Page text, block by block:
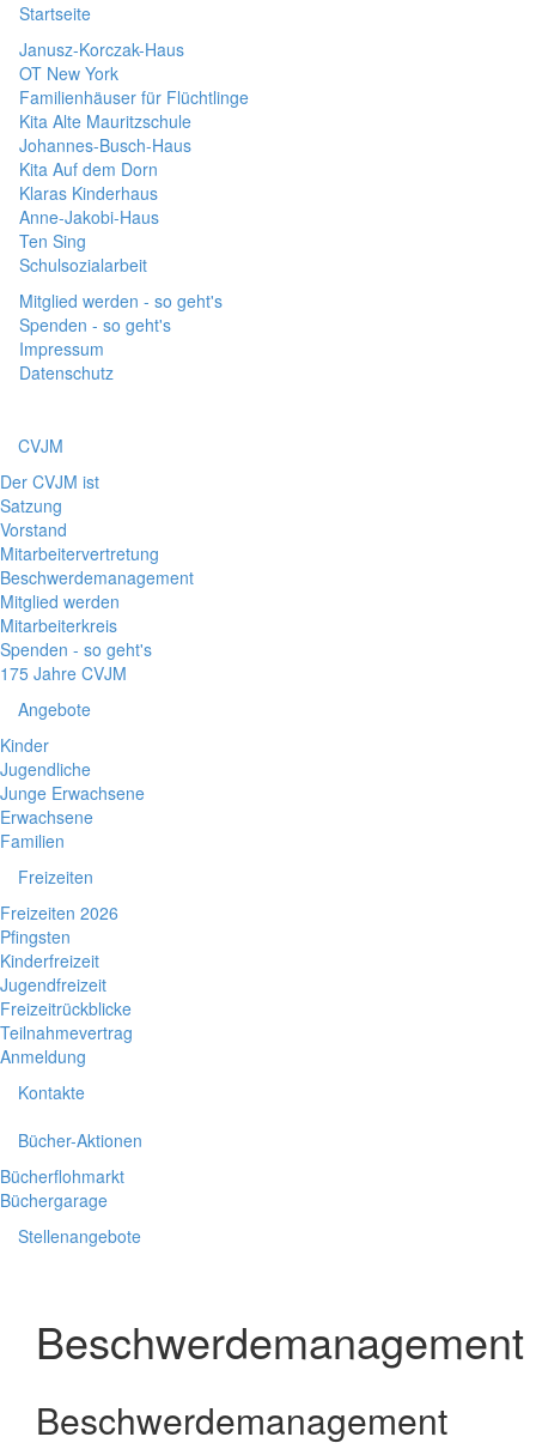
Startseite
Janusz-Korczak-Haus
OT New York
Familienhäuser für Flüchtlinge
Kita Alte Mauritzschule
Johannes-Busch-Haus
Kita Auf dem Dorn
Klaras Kinderhaus
Anne-Jakobi-Haus
Ten Sing
Schulsozialarbeit
Mitglied werden - so geht's
Spenden - so geht's
Impressum
Datenschutz
CVJM
Der CVJM ist
Satzung
Vorstand
Mitarbeitervertretung
Beschwerdemanagement
Mitglied werden
Mitarbeiterkreis
Spenden - so geht's
175 Jahre CVJM
Angebote
Kinder
Jugendliche
Junge Erwachsene
Erwachsene
Familien
Freizeiten
Freizeiten 2026
Pfingsten
Kinderfreizeit
Jugendfreizeit
Freizeitrückblicke
Teilnahmevertrag
Anmeldung
Kontakte
Bücher-Aktionen
Bücherflohmarkt
Büchergarage
Stellenangebote
Beschwerdemanagement
Beschwerdemanagement